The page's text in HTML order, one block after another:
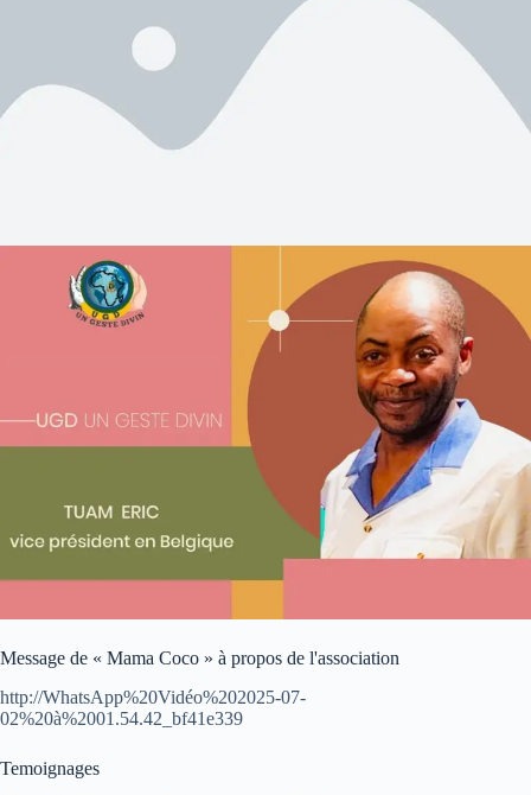
Message de « Mama Coco » à propos de l'association
http://WhatsApp%20Vidéo%202025-07-
02%20à%2001.54.42_bf41e339
Temoignages